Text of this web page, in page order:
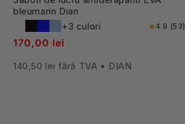
bleumarin Dian
+3 culori
4.9 (53)
170,00 lei
140,50 lei fără TVA • DIAN